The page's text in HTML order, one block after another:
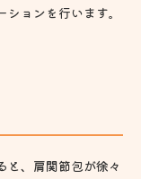
ョンを行います。
と、肩関節包が徐々